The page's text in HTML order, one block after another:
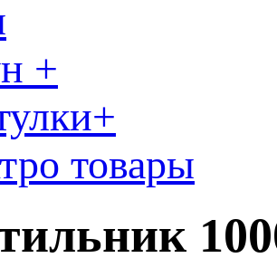
+
товары